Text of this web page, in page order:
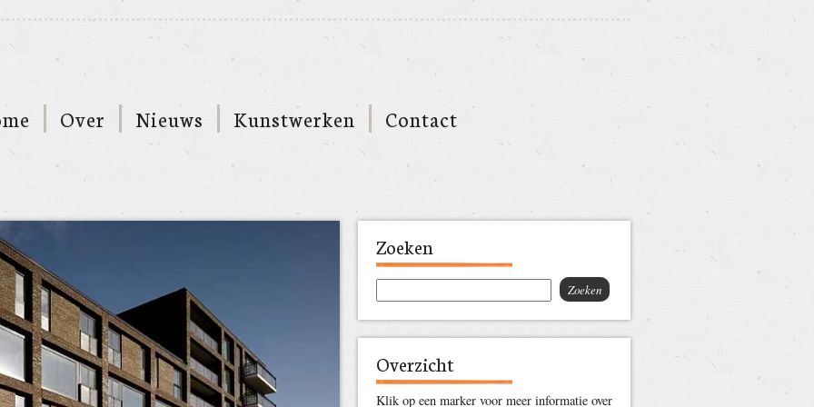
Over Nieuws Kunstwerken Contact
Zoeken
Overzicht
Klik op een marker voor meer informatie over